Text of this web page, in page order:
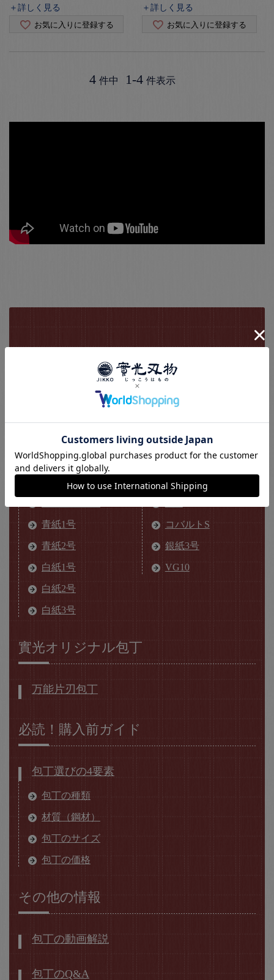
＋詳しく見る
お気に入りに登録する
＋詳しく見る
お気に入りに登録する
4 件中 1-4 件表示
包丁の知識
鋼材の種類
青紙1号
青紙2号
白紙1号
白紙2号
白紙3号
コバルトS
銀紙3号
VG10
實光オリジナル包丁
万能片刃包丁
必読！購入前ガイド
包丁選びの4要素
包丁の種類
材質（鋼材）
包丁のサイズ
包丁の価格
その他の情報
包丁の動画解説
包丁のQ&A